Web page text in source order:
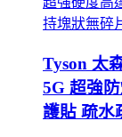
持塊狀無碎
Tyson 太
5G 超強
護貼 疏水